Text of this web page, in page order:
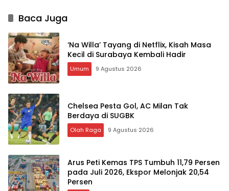
Baca Juga
‘Na Willa’ Tayang di Netflix, Kisah Masa
Kecil di Surabaya Kembali Hadir
Umum 9 Agustus 2026
Chelsea Pesta Gol, AC Milan Tak
Berdaya di SUGBK
Olah Raga 9 Agustus 2026
Arus Peti Kemas TPS Tumbuh 11,79 Persen
pada Juli 2026, Ekspor Melonjak 20,54
Persen